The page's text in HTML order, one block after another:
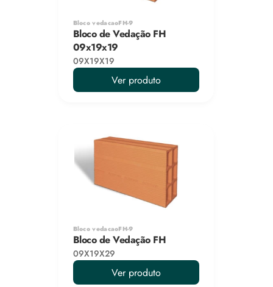
Bloco vedacaoFH-9
Bloco de Vedação FH
09x19x19
09X19X19
Ver produto
Bloco vedacaoFH-9
Bloco de Vedação FH
09X19X29
Ver produto